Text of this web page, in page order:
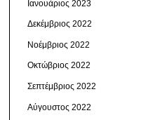
Ιανουάριος 2023
Δεκέμβριος 2022
Νοέμβριος 2022
Οκτώβριος 2022
Σεπτέμβριος 2022
Αύγουστος 2022